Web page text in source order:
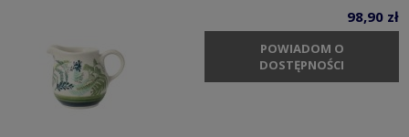
98,90 zł
POWIADOM O
DOSTĘPNOŚCI